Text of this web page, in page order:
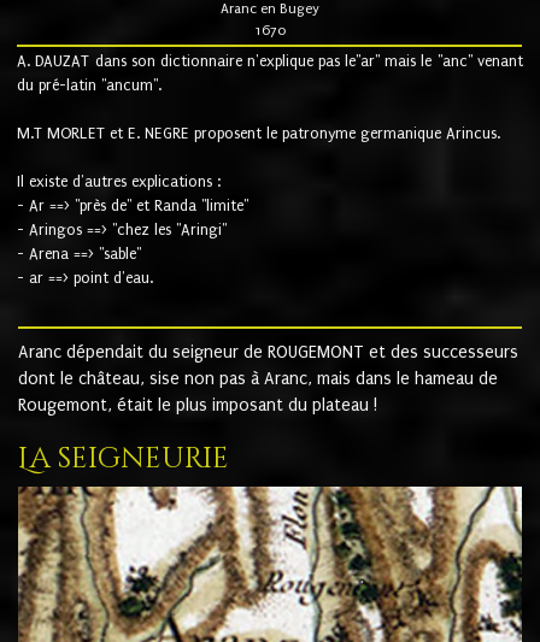
Aranc en Bugey
1670
A. DAUZAT dans son dictionnaire n'explique pas le"ar" mais le "anc" venant
du pré-latin "ancum".
M.T MORLET et E. NEGRE proposent le patronyme germanique Arincus.
Il existe d'autres explications :
- Ar ==> "près de" et Randa "limite"
- Aringos ==> "chez les "Aringi"
- Arena ==> "sable"
- ar ==> point d'eau.
Aranc dépendait du seigneur de ROUGEMONT et des successeurs
dont le château, sise non pas à Aranc, mais dans le hameau de
Rougemont, était le plus imposant du plateau !
La seigneurie